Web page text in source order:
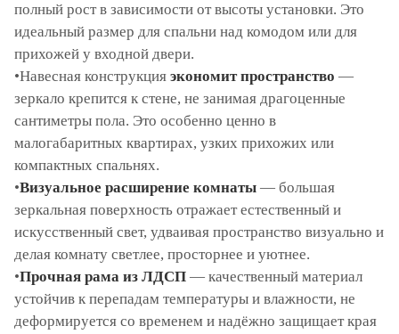
полный рост в зависимости от высоты установки. Это
идеальный размер для спальни над комодом или для
прихожей у входной двери.
•Навесная конструкция экономит пространство —
зеркало крепится к стене, не занимая драгоценные
сантиметры пола. Это особенно ценно в
малогабаритных квартирах, узких прихожих или
компактных спальнях.
•Визуальное расширение комнаты — большая
зеркальная поверхность отражает естественный и
искусственный свет, удваивая пространство визуально и
делая комнату светлее, просторнее и уютнее.
•Прочная рама из ЛДСП — качественный материал
устойчив к перепадам температуры и влажности, не
деформируется со временем и надёжно защищает края